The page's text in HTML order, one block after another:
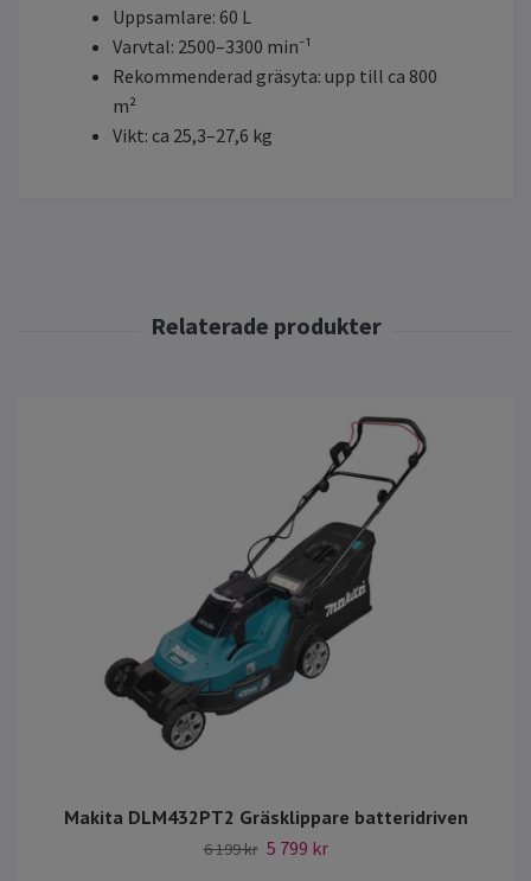
Uppsamlare: 60 L
Varvtal: 2500–3300 min⁻¹
Rekommenderad gräsyta: upp till ca 800
m²
Vikt: ca 25,3–27,6 kg
Makita DLM432PT2 Gräsklippare batteridriven
6 199 kr 5 799 kr